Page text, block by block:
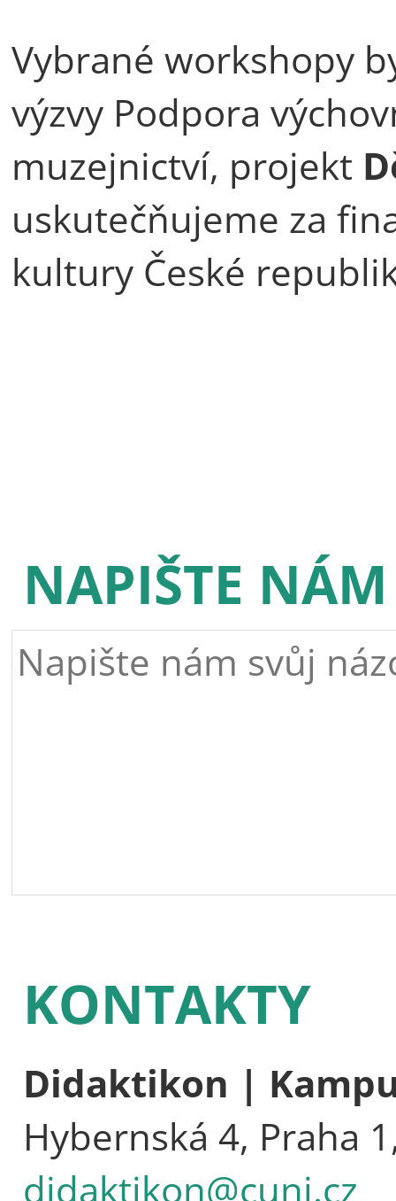
Vybrané workshopy
výzvy Podpora
muzejnictví, projekt
uskutečňujeme za
kultury České
NAPIŠTE NÁM
KONTAKTY
Didaktikon |
Hybernská 4, Praha
didaktikon@cuni.cz